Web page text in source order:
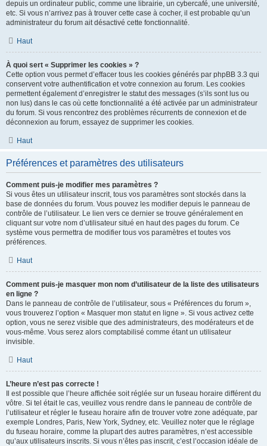
depuis un ordinateur public, comme une librairie, un cybercafé, une université,
etc. Si vous n’arrivez pas à trouver cette case à cocher, il est probable qu’un
administrateur du forum ait désactivé cette fonctionnalité.
Haut
À quoi sert « Supprimer les cookies » ?
Cette option vous permet d’effacer tous les cookies générés par phpBB 3.3 qui
conservent votre authentification et votre connexion au forum. Les cookies
permettent également d’enregistrer le statut des messages (s’ils sont lus ou
non lus) dans le cas où cette fonctionnalité a été activée par un administrateur
du forum. Si vous rencontrez des problèmes récurrents de connexion et de
déconnexion au forum, essayez de supprimer les cookies.
Haut
Préférences et paramètres des utilisateurs
Comment puis-je modifier mes paramètres ?
Si vous êtes un utilisateur inscrit, tous vos paramètres sont stockés dans la
base de données du forum. Vous pouvez les modifier depuis le panneau de
contrôle de l’utilisateur. Le lien vers ce dernier se trouve généralement en
cliquant sur votre nom d’utilisateur situé en haut des pages du forum. Ce
système vous permettra de modifier tous vos paramètres et toutes vos
préférences.
Haut
Comment puis-je masquer mon nom d’utilisateur de la liste des utilisateurs
en ligne ?
Dans le panneau de contrôle de l’utilisateur, sous « Préférences du forum »,
vous trouverez l’option « Masquer mon statut en ligne ». Si vous activez cette
option, vous ne serez visible que des administrateurs, des modérateurs et de
vous-même. Vous serez alors comptabilisé comme étant un utilisateur
invisible.
Haut
L’heure n’est pas correcte !
Il est possible que l’heure affichée soit réglée sur un fuseau horaire différent du
vôtre. Si tel était le cas, veuillez vous rendre dans le panneau de contrôle de
l’utilisateur et régler le fuseau horaire afin de trouver votre zone adéquate, par
exemple Londres, Paris, New York, Sydney, etc. Veuillez noter que le réglage
du fuseau horaire, comme la plupart des autres paramètres, n’est accessible
qu’aux utilisateurs inscrits. Si vous n’êtes pas inscrit, c’est l’occasion idéale de